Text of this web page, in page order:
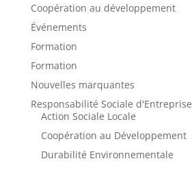
Coopération au développement
Événements
Formation
Formation
Nouvelles marquantes
Responsabilité Sociale d'Entreprise
Action Sociale Locale
Coopération au Développement
Durabilité Environnementale